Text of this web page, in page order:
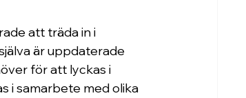
att träda in i
är uppdaterade
för att lyckas i
i samarbete med olika